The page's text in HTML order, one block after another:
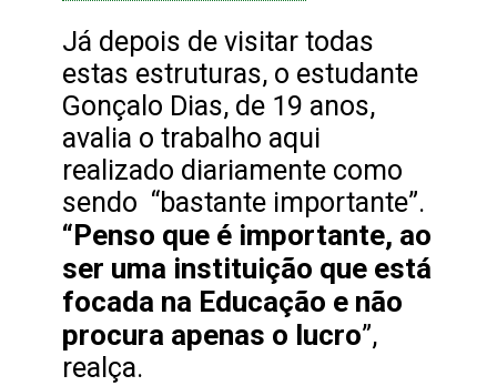
Já depois de visitar todas
estas estruturas, o estudante
Gonçalo Dias, de 19 anos,
avalia o trabalho aqui
realizado diariamente como
sendo “bastante importante”.
“Penso que é importante, ao
ser uma instituição que está
focada na Educação e não
procura apenas o lucro”,
realça.